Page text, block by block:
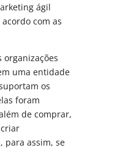
ágil
com as
organizações
uma entidade
os
foram
de comprar,
para assim, se